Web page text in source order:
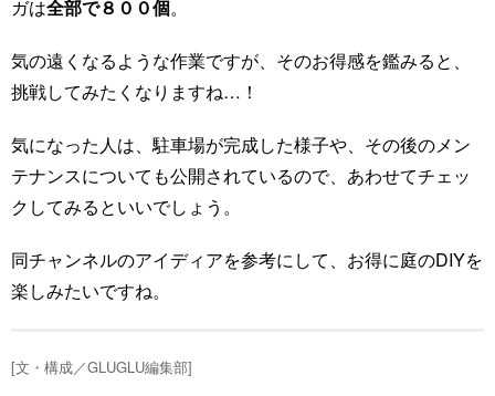
ガは全部で８００個。
気の遠くなるような作業ですが、そのお得感を鑑みると、
挑戦してみたくなりますね…！
気になった人は、駐車場が完成した様子や、その後のメン
テナンスについても公開されているので、あわせてチェッ
クしてみるといいでしょう。
同チャンネルのアイディアを参考にして、お得に庭のDIYを
楽しみたいですね。
[文・構成／GLUGLU編集部]